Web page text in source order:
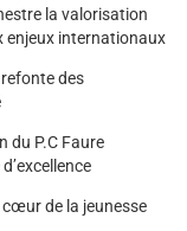
la valorisation
enjeux internationaux
refonte des
du P.C Faure
cœur de la jeunesse